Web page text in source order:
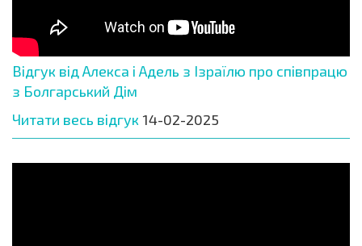
Відгук від Алекса і Адель з Ізраїлю про співпрацю
з Болгарський Дім
Читати весь відгук 14-02-2025